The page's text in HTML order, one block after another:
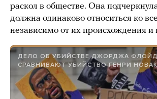
раскол в обществе. Она
должна одинаково относиться ко
независимо от их происхождения и
ДЕЛО ОБ УБИЙСТВЕ ДЖОРДЖА
СРАВНИВАЮТ УБИЙСТВО ГЕНРИ